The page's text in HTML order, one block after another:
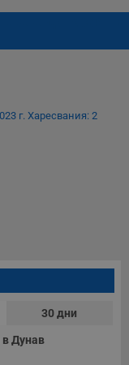
г. Харесвания: 2
30 дни
Дунав